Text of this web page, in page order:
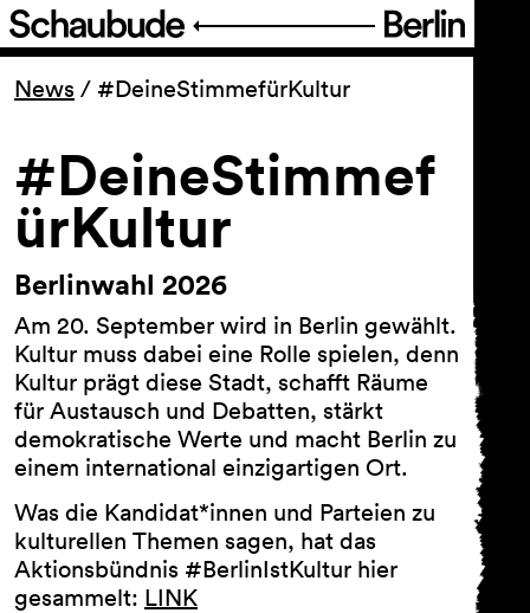
Programm
Ticket
Barrierefreiheit
Über uns
News / #DeineStimmefürKultur
#DeineStimmef
ürKultur
Berlinwahl 2026
Am 20. September wird in Berlin gewählt.
Kultur muss dabei eine Rolle spielen, denn
Kultur prägt diese Stadt, schafft Räume
für Austausch und Debatten, stärkt
demokratische Werte und macht Berlin zu
einem international einzigartigen Ort.
Was die Kandidat*innen und Parteien zu
kulturellen Themen sagen, hat das
Aktionsbündnis #BerlinIstKultur hier
gesammelt: LINK